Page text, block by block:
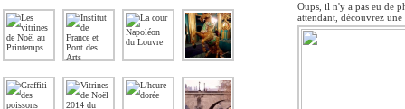
Oups, il n'y a pas eu de
attendant, découvrez